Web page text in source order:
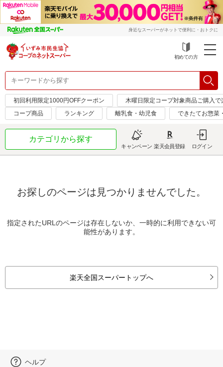
身近なスーパーがネットで便利に・おトクに
初めての方
初回利用限定1000円OFFクーポン
木曜日限定コープ対象商品ご購入
コープ商品
ランキング 離乳食・幼児食 できたてお惣菜
カテゴリから探す
キャンペーン 楽天会員登録 ログイン
お探しのページは見つかりませんでした。
指定されたURLのページは存在しないか、一時的に利用できない可
能性があります。
楽天全国スーパートップへ
ヘルプ